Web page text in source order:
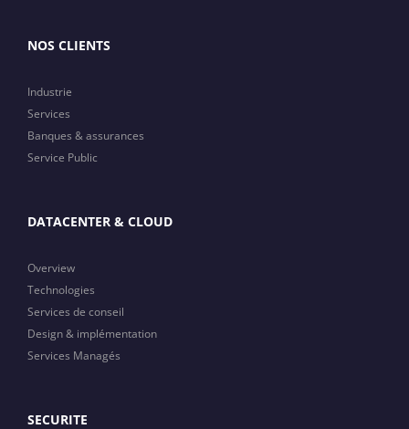
NOS CLIENTS
Industrie
Services
Banques & assurances
Service Public
DATACENTER & CLOUD
Overview
Technologies
Services de conseil
Design & implémentation
Services Managés
SECURITE